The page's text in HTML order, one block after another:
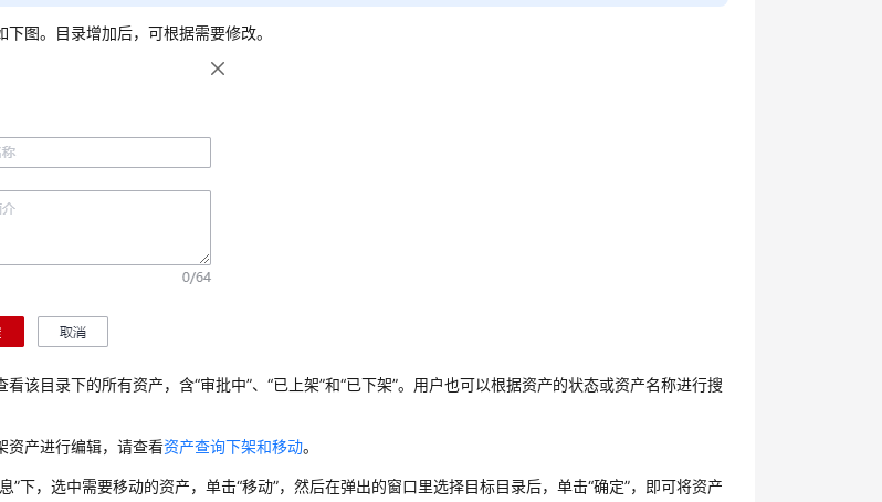
图。目录增加后，可根据需要修改。
该目录下的所有资产，含“审批中”、“已上架”和“已下架”。用户也可以根据资产的状态或资产名称进行搜
资产进行编辑，请查看资产查询下架和移动。
”下，选中需要移动的资产，单击“移动”，然后在弹出的窗口里选择目标目录后，单击“确定”，即可将资产